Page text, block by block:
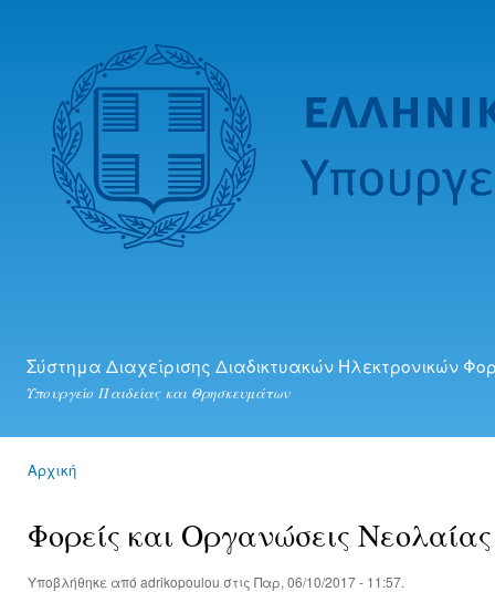
Σύστημα Διαχείρισης Διαδικτυακών Ηλεκτρονικών
Υπουργείο Παιδείας και Θρησκευμάτων
Αρχική
Φορείς και Οργανώσεις
Υποβλήθηκε από adrikopoulou στις Παρ, 06/10/2017 - 11:57.